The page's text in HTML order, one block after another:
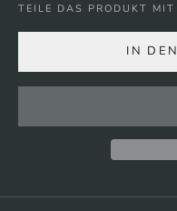
TEILE DAS PRODUKT MIT
IN